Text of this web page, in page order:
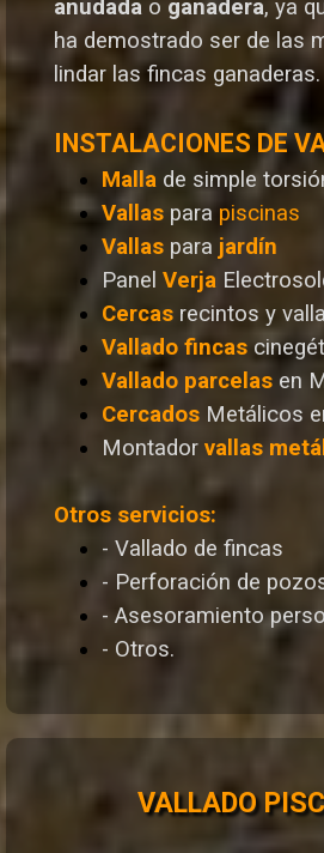
anudada o ganadera, ya
ha demostrado ser de las
lindar las fincas ganaderas.
INSTALACIONES DE
Malla de simple
Vallas para piscinas
Vallas para jardín
Panel Verja
Cercas recintos y
Vallado fincas
Vallado parcelas en
Cercados Metálicos
Montador vallas
Otros servicios:
- Vallado de fincas
- Perforación de
- Asesoramiento
- Otros.
VALLADO